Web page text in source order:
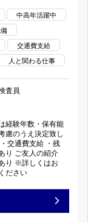
中高年活躍中
交通費支給
人と関わる仕事
査員
経験年数・保有能
慮のうえ決定致し
交通費支給 ・残
り ご友人の紹介
り ※詳しくはお
ださい